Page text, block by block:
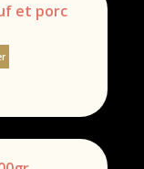
et porc